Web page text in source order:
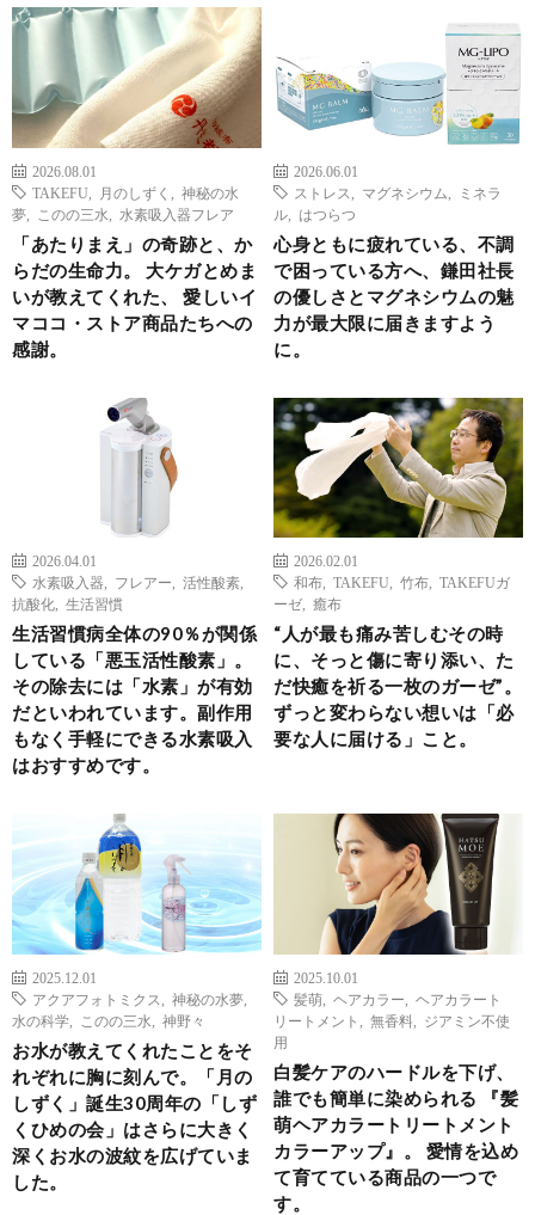
2026.08.01
TAKEFU
月のしずく
神秘の水
夢
このの三水 水素吸入器フレア
「あたりまえ」の奇跡と、か
らだの生命力。 大ケガとめま
いが教えてくれた、 愛しいイ
マココ・ストア商品たちへの
感謝。
2026.06.01
ストレス
マグネシウム
ミネラ
ル
はつらつ
心身ともに疲れている、不調
で困っている方へ、鎌田社長
の優しさとマグネシウムの魅
力が最大限に届きますよう
に。
2026.04.01
水素吸入器
フレアー 活性酸素
抗酸化
生活習慣
生活習慣病全体の90％が関係
している「悪玉活性酸素」。
その除去には「水素」が有効
だといわれています。副作用
もなく手軽にできる水素吸入
はおすすめです。
2026.02.01
和布
TAKEFU 竹布
TAKEFUガ
ーゼ
癒布
“人が最も痛み苦しむその時
に、そっと傷に寄り添い、た
だ快癒を祈る一枚のガーゼ”。
ずっと変わらない想いは「必
要な人に届ける」こと。
2025.12.01
アクアフォトミクス
神秘の水夢
水の科学
このの三水 神野々
お水が教えてくれたことをそ
れぞれに胸に刻んで。「月の
しずく」誕生30周年の「しず
くひめの会」はさらに大きく
深くお水の波紋を広げていま
した。
2025.10.01
髪萌
ヘアカラー
ヘアカラート
リートメント
無香料
ジアミン不使
用
白髪ケアのハードルを下げ、
誰でも簡単に染められる 『髪
萌ヘアカラートリートメント
カラーアップ』。 愛情を込め
て育てている商品の一つで
す。